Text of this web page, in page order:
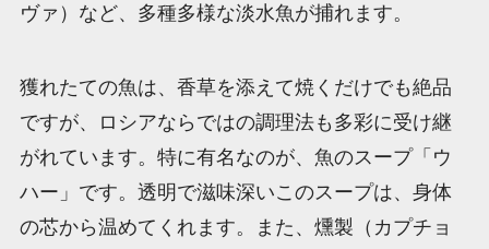
ヴァ）など、多種多様な淡水魚が捕れます。
獲れたての魚は、香草を添えて焼くだけでも絶品
ですが、ロシアならではの調理法も多彩に受け継
がれています。特に有名なのが、魚のスープ「ウ
ハー」です。透明で滋味深いこのスープは、身体
の芯から温めてくれます。また、燻製（カプチョ